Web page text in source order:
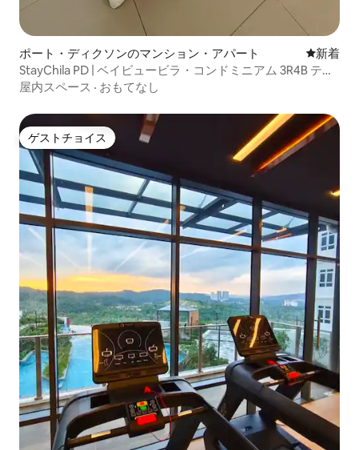
ポート・ディクソンのマンション・アパート 新しい宿
新着
StayChila PD | ベイビュービラ・コンドミニアム 3R4B テロ
ク・ケマング
屋内スペース · おもてなし
ゲストチョイス
ゲストチョイス